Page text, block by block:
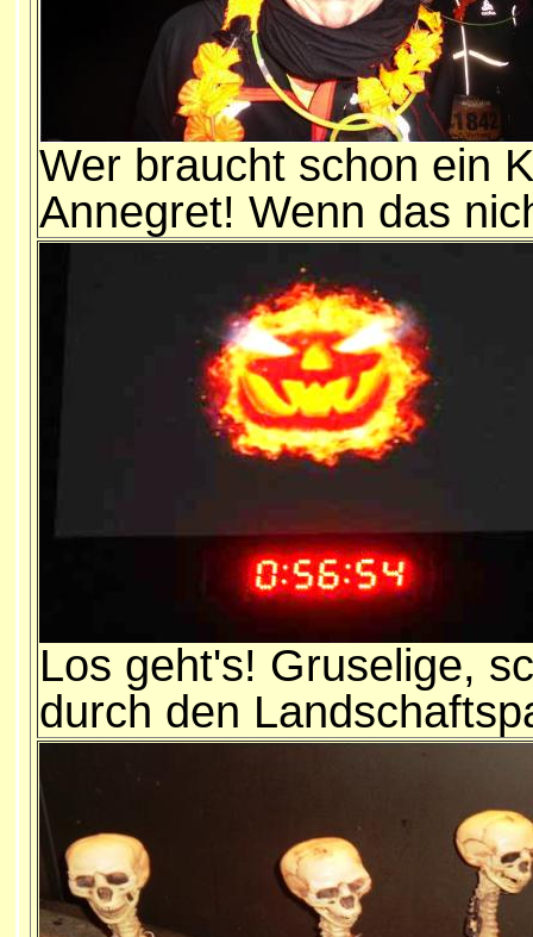
Wer braucht schon ein
Annegret! Wenn das
Los geht's! Gruselige,
durch den